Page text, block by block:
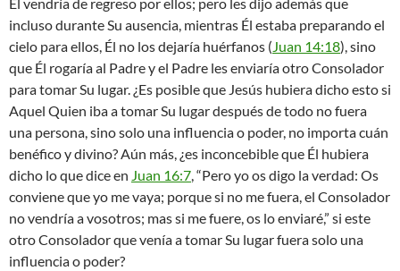
incluso durante Su ausencia, mientras Él estaba preparando el
cielo para ellos, Él no los dejaría huérfanos (Juan 14:18), sino
que Él rogaría al Padre y el Padre les enviaría otro Consolador
para tomar Su lugar. ¿Es posible que Jesús hubiera dicho esto si
Aquel Quien iba a tomar Su lugar después de todo no fuera
una persona, sino solo una influencia o poder, no importa cuán
benéfico y divino? Aún más, ¿es inconcebible que Él hubiera
dicho lo que dice en Juan 16:7, “Pero yo os digo la verdad: Os
conviene que yo me vaya; porque si no me fuera, el Consolador
no vendría a vosotros; mas si me fuere, os lo enviaré,” si este
otro Consolador que venía a tomar Su lugar fuera solo una
influencia o poder?